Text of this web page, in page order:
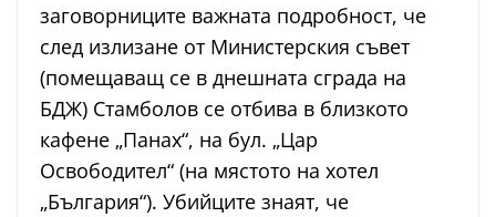
заговорниците важната подробност, че
след излизане от Министерския съвет
(помещаващ се в днешната сграда на
БДЖ) Стамболов се отбива в близкото
кафене „Панах“, на бул. „Цар
Освободител“ (на мястото на хотел
„България“). Убийците знаят, че